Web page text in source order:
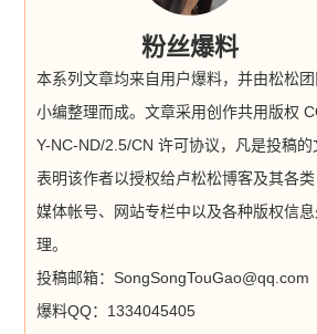
粉丝爆料
本系列文章均来自用户爆料，并由松松
小编整理而成。文章采用创作共用版权
Y-NC-ND/2.5/CN 许可协议，凡是投稿的
表明该作者以授权给卢松松博客及其各
媒体帐号、网站专栏中以及各种版权信
理。
投稿邮箱：SongSongTouGao@qq.com
爆料QQ：1334045405